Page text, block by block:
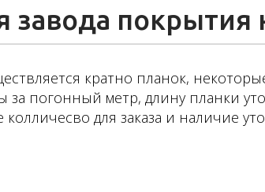
завода покрытия
кратно планок,
за погонный метр, длину планки
для заказа и наличие